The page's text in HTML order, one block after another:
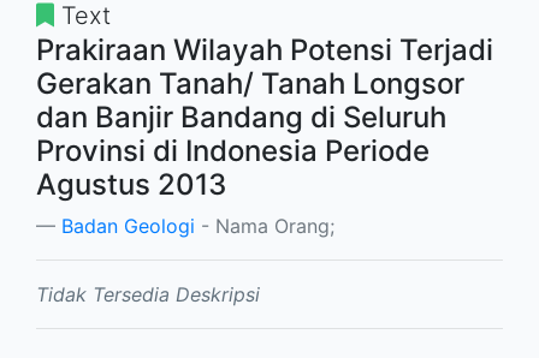
Text
Prakiraan Wilayah Potensi Terjadi
Gerakan Tanah/ Tanah Longsor
dan Banjir Bandang di Seluruh
Provinsi di Indonesia Periode
Agustus 2013
Badan Geologi - Nama Orang;
Tidak Tersedia Deskripsi